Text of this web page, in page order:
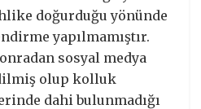
doğurduğu yönünde
yapılmamıştır.
sosyal medya
olup kolluk
dahi bulunmadığı